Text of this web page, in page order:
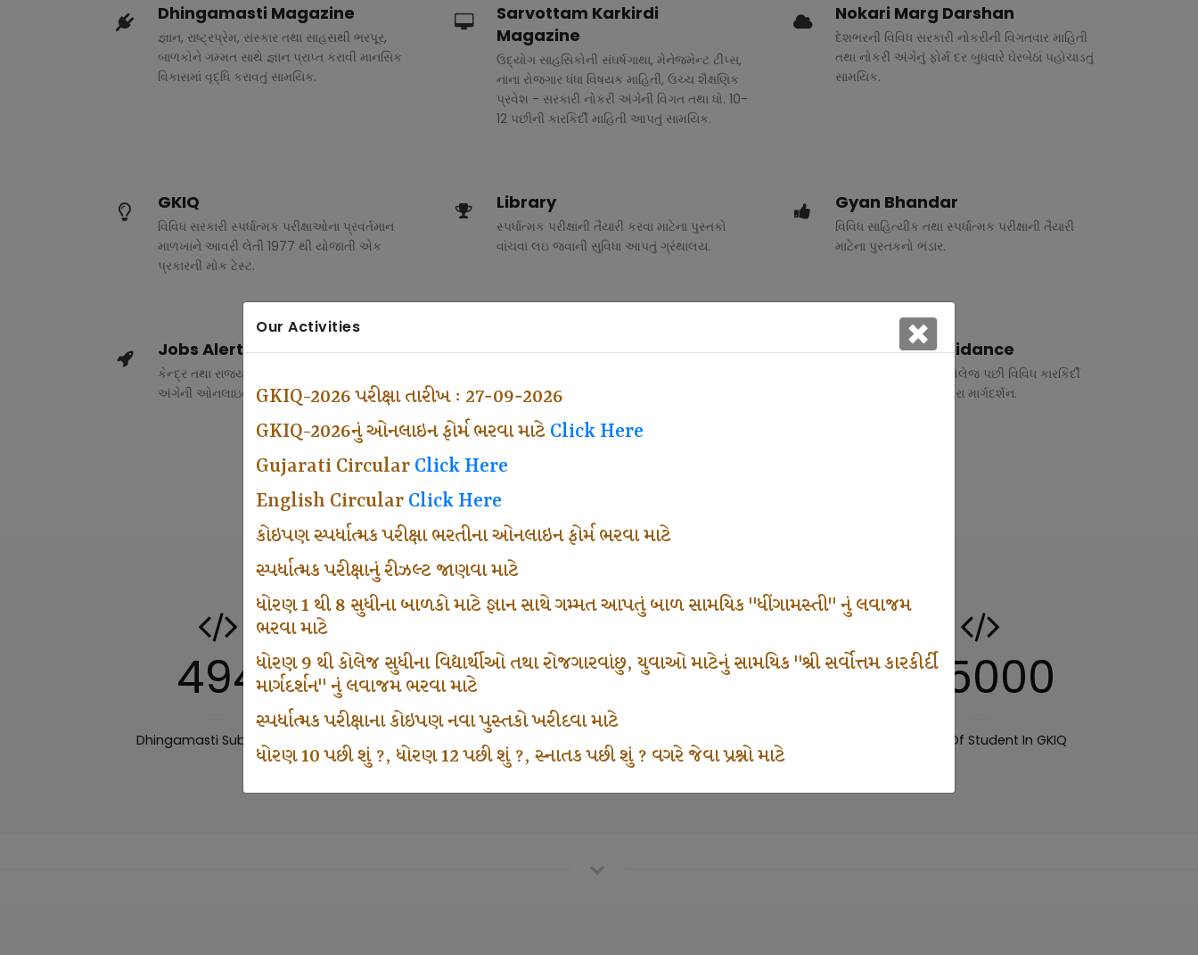
Our Activities
GKIQ-2026 પરીક્ષા તારીખ : 27-09-2026
GKIQ-2026નું ઓનલાઇન ફોર્મ ભરવા માટે Click Here
Gujarati Circular Click Here
English Circular Click Here
કોઇપણ સ્પર્ધાત્મક પરીક્ષા ભરતીના ઓનલાઇન ફોર્મ ભરવા માટે
સ્પર્ધાત્મક પરીક્ષાનું રીઝલ્ટ જાણવા માટે
ધોરણ 1 થી 8 સુધીના બાળકો માટે જ્ઞાન સાથે ગમ્મત આપતું બાળ સામયિક "ધીંગામસ્તી" નું લવાજમ
ભરવા માટે
ધોરણ 9 થી કોલેજ સુધીના વિદ્યાર્થીઓ તથા રોજગારવાંછુ, યુવાઓ માટેનું સામયિક "શ્રી સર્વોત્તમ કારકીર્દી
માર્ગદર્શન" નું લવાજમ ભરવા માટે
સ્પર્ધાત્મક પરીક્ષાના કોઇપણ નવા પુસ્તકો ખરીદવા માટે
ધોરણ 10 પછી શું ?, ધોરણ 12 પછી શું ?, સ્નાતક પછી શું ? વગરે જેવા પ્રશ્નો માટે
Dhingamasti Magazine
જ્ઞાન, રાષ્ટ્રપ્રેમ, સંસ્કાર તથા સાહસથી ભરપૂર,
બાળકોને ગમ્મત સાથે જ્ઞાન પ્રાપ્ત કરાવી માનસિક
વિકાસમાં વૃદ્ધિ કરાવતું સામયિક.
Sarvottam Karkirdi
Magazine
ઉદ્યોગ સાહસિકોની સંઘર્ષગાથા, મેનેજમેન્ટ ટીપ્સ,
નાના રોજગાર ધંધા વિષયક માહિતી, ઉચ્ચ શૈક્ષણિક
પ્રવેશ - સરકારી નોકરી અંગેની વિગત તથા ધો. 10-
12 પછીની કારકિર્દી માહિતી આપતું સામયિક.
Nokari Marg Darshan
દેશભરની વિવિધ સરકારી નોકરીની વિગતવાર માહિતી
તથા નોકરી અંગેનું ફોર્મ દર બુધવારે ઘેરબેઠાં પહોચાડતું
સામયિક.
GKIQ
વિવિધ સરકારી સ્પર્ધાત્મક પરીક્ષાઓના પ્રવર્તમાન
માળખાને આવરી લેતી 1977 થી યોજાતી એક
પ્રકારની મોક ટેસ્ટ.
Library
સ્પર્ધાત્મક પરીક્ષાની તૈયારી કરવા માટેના પુસ્તકો
વાંચવા લઇ જવાની સુવિધા આપતું ગ્રંથાલય.
Gyan Bhandar
વિવિધ સાહિત્યીક તથા સ્પર્ધાત્મક પરીક્ષાની તૈયારી
માટેના પુસ્તકનો ભંડાર.
Jobs Alert
કેન્દ્ર તથા રાજ્ય સરકારના વિવિધ વિભાગોમાં ભરતી
અંગેની ઓનલાઇન માહિતી.
Competitive Exam Class
હેતુ ફક્ત વ્યવસ્થા ખર્ચ લઇ ચલાવતા વર્ગ.
Vocational Guidance
ધોરણ 10 અને 12 તથા કોલેજ પછી વિવિધ કારકિર્દી
અંગે રૂબરુ તથા ફોન દ્વારા માર્ગદર્શન.
494
Dhingamasti Subscription
665 1000 125000
Number Of Student In GKIQ